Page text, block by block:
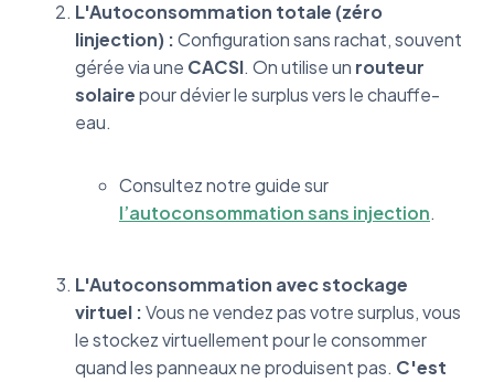
L'Autoconsommation totale (zéro
Iinjection) :Configuration sans rachat, souvent
gérée via une CACSI. On utilise un routeur
solairepour dévier le surplus vers le chauffe-
eau.
Consultez notre guide sur
l’autoconsommation sans injection.
L'Autoconsommation avec stockage
virtuel :Vous ne vendez pas votre surplus, vous
le stockez virtuellement pour le consommer
quand les panneaux ne produisent pas. C'est